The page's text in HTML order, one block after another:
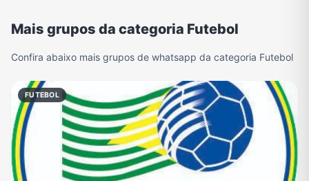
Mais grupos da categoria Futebol
Confira abaixo mais grupos de whatsapp da categoria Futebol
FUTEBOL